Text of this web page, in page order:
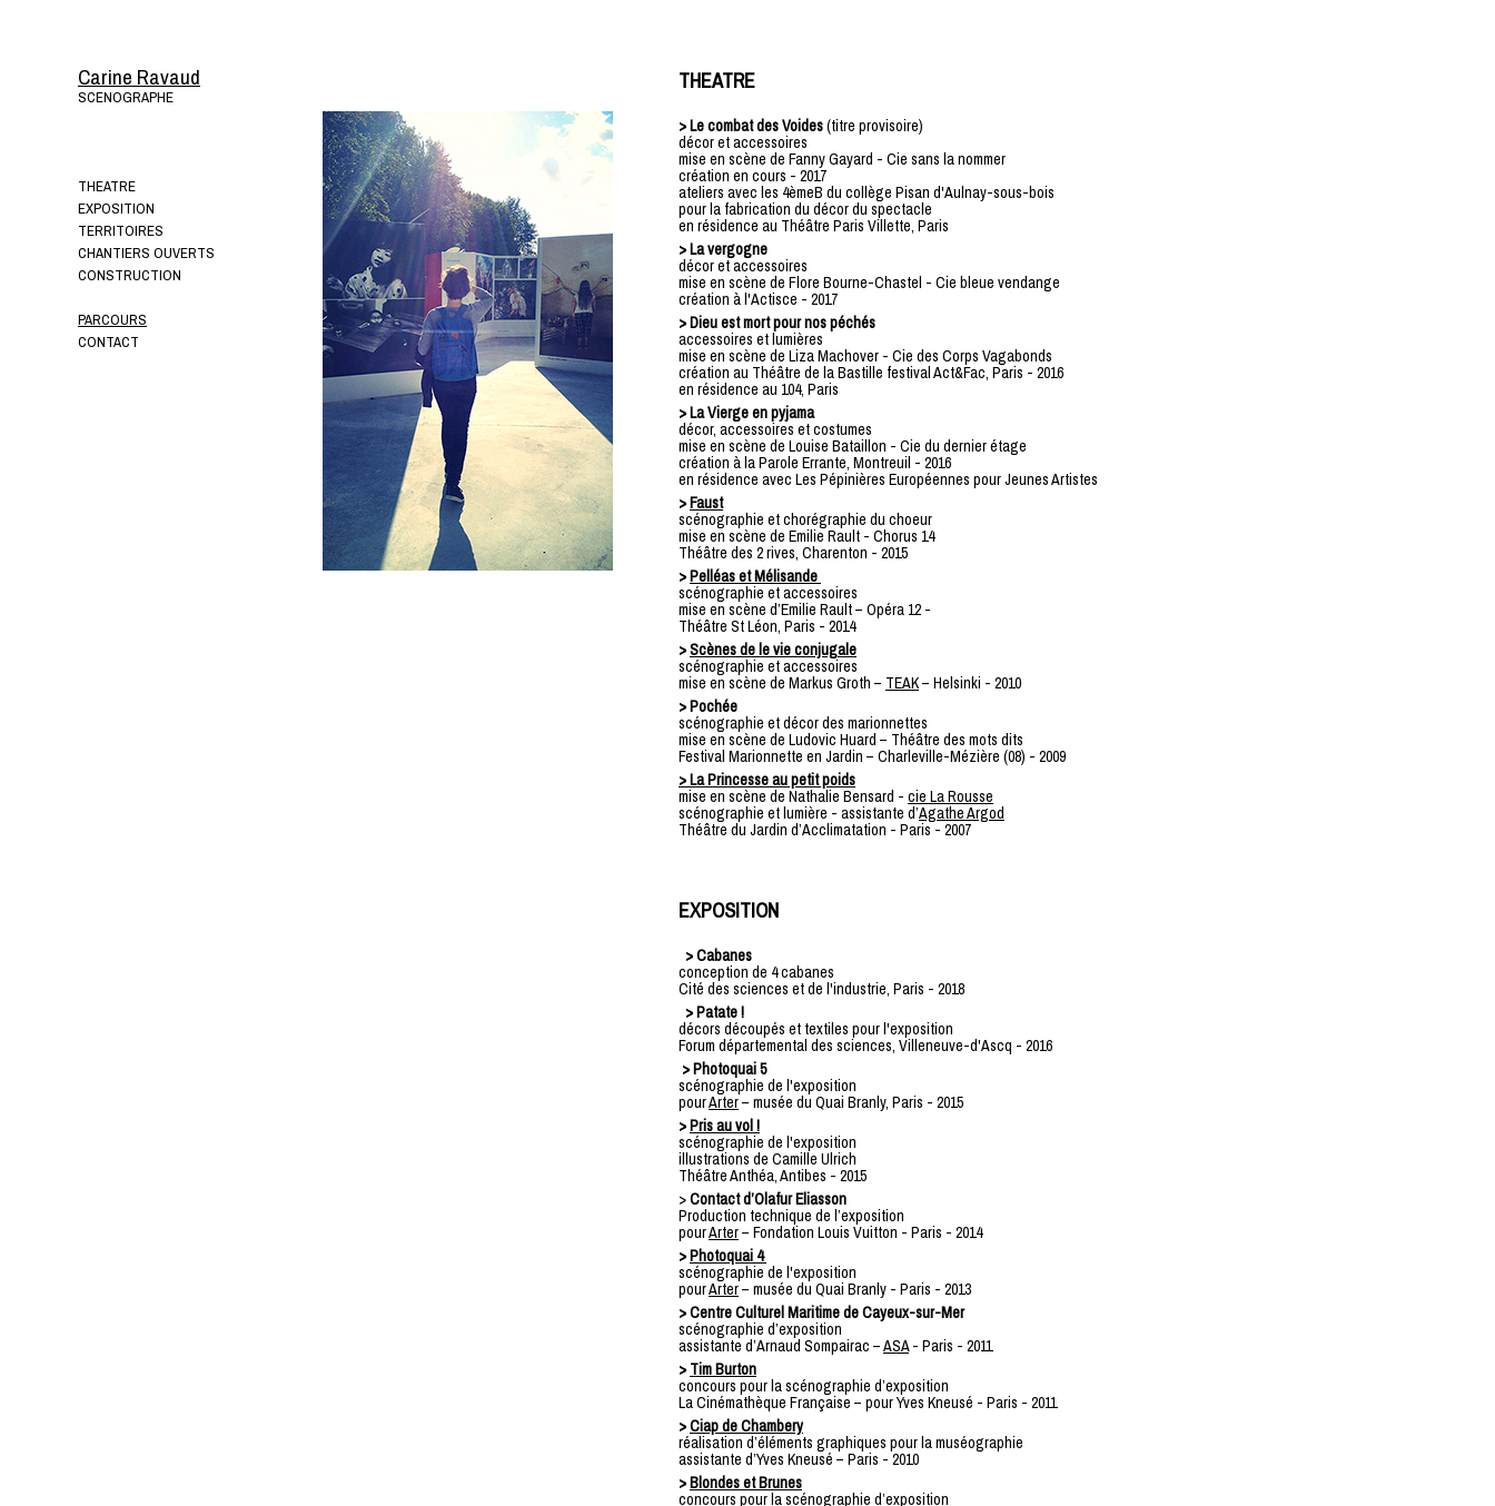
Carine Ravaud
THEATRE
EXPOSITION
TERRITOIRES
CHANTIERS OUVERTS
CONSTRUCTION
PARCOURS
CONTACT
SCENOGRAPHE
THEATRE
> Le combat des Voides(titre provisoire)
décor et accessoires
mise en scène de Fanny Gayard - Cie sans la nommer
création en cours - 2017
ateliers avec les 4èmeB du collège Pisan d'Aulnay-sous-bois
pour la fabrication du décor du spectacle
en résidence au Théâtre Paris Villette, Paris
> La vergogne
décor et accessoires
mise en scène de Flore Bourne-Chastel - Cie bleue vendange
création à l'Actisce - 2017
> Dieu est mort pour nos péchés
accessoires et lumières
mise en scène de Liza Machover - Cie des Corps Vagabonds
création au Théâtre de la Bastille festival Act&Fac, Paris - 2016
en résidence au 104, Paris
> La Vierge en pyjama
décor, accessoires et costumes
mise en scène de Louise Bataillon - Cie du dernier étage
création à la Parole Errante, Montreuil - 2016
en résidence avec Les Pépinières Européennes pour Jeunes Artistes
>Faust
scénographie et chorégraphie du choeur
mise en scène de Emilie Rault - Chorus 14
Théâtre des 2 rives, Charenton - 2015
>Pelléas et Mélisande
scénographie et accessoires
mise en scène d’Emilie Rault – Opéra 12 -
Théâtre St Léon, Paris - 2014
>Scènes de le vie conjugale
scénographie et accessoires
mise en scène de Markus Groth – TEAK– Helsinki - 2010
> Pochée
scénographie et décor des marionnettes
mise en scène de Ludovic Huard – Théâtre des mots dits
Festival Marionnette en Jardin – Charleville-Mézière (08) - 2009
> La Princesse au petit poids
mise en scène de Nathalie Bensard - cie La Rousse
scénographie et lumière - assistante d’Agathe Argod
Théâtre du Jardin d’Acclimatation - Paris - 2007
EXPOSITION
> Cabanes
conception de 4 cabanes
Cité des sciences et de l'industrie, Paris - 2018
> Patate !
décors découpés et textiles pour l'exposition
Forum départemental des sciences, Villeneuve-d'Ascq - 2016
> Photoquai 5
scénographie de l'exposition
pourArter– musée du Quai Branly, Paris - 2015
>Pris au vol !
scénographie de l'exposition
illustrations de Camille Ulrich
Théâtre Anthéa, Antibes - 2015
>Contact d’Olafur Eliasson
Production technique de l’exposition
pourArter– Fondation Louis Vuitton - Paris - 2014
>Photoquai 4
scénographie de l'exposition
pourArter– musée du Quai Branly - Paris - 2013
> Centre Culturel Maritime de Cayeux-sur-Mer
scénographie d’exposition
assistante d’Arnaud Sompairac –ASA- Paris - 2011
> Tim Burton
concours pour la scénographie d’exposition
La Cinémathèque Française – pour Yves Kneusé - Paris - 2011
>Ciap de Chambery
réalisation d’éléments graphiques pour la muséographie
assistante d’Yves Kneusé – Paris - 2010
>Blondes et Brunes
concours pour la scénographie d’exposition